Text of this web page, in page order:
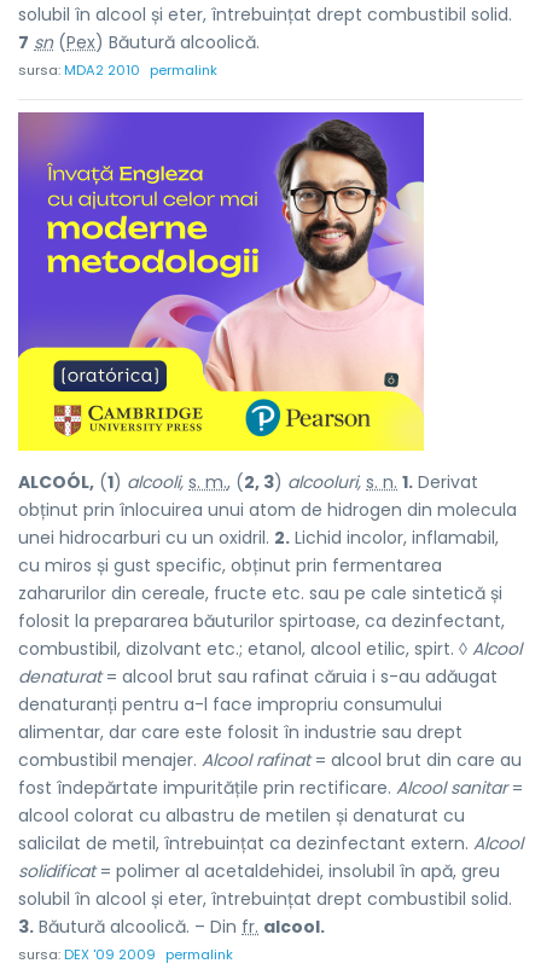
solubil în alcool și eter, întrebuințat drept combustibil solid.
7 sn(Pex) Băutură alcoolică.
sursa:MDA2 2010 permalink
ALCOÓL, (1) alcooli, s. m., (2, 3) alcooluri, s. n. 1. Derivat
obținut prin înlocuirea unui atom de hidrogen din molecula
unei hidrocarburi cu un oxidril. 2. Lichid incolor, inflamabil,
cu miros și gust specific, obținut prin fermentarea
zaharurilor din cereale, fructe etc. sau pe cale sintetică și
folosit la prepararea băuturilor spirtoase, ca dezinfectant,
combustibil, dizolvant etc.; etanol, alcool etilic, spirt. ◊ Alcool
denaturat= alcool brut sau rafinat căruia i s-au adăugat
denaturanți pentru a-l face impropriu consumului
alimentar, dar care este folosit în industrie sau drept
combustibil menajer. Alcool rafinat= alcool brut din care au
fost îndepărtate impuritățile prin rectificare. Alcool sanitar=
alcool colorat cu albastru de metilen și denaturat cu
salicilat de metil, întrebuințat ca dezinfectant extern. Alcool
solidificat= polimer al acetaldehidei, insolubil în apă, greu
solubil în alcool și eter, întrebuințat drept combustibil solid.
3. Băutură alcoolică. – Din fr. alcool.
sursa:DEX '09 2009 permalink